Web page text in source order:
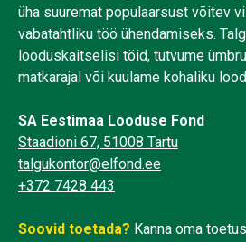
üha suuremat populaarsust võitev
vabatahtliku töö ühendamiseks.
looduskaitselisi töid, tutvume
matkarajal või kuulame kohaliku
SA Eestimaa Looduse Fond
Staadioni 67, 51008 Tartu
talgukontor@elfond.ee
+372 7428 443
Soovid toetada? Kanna oma